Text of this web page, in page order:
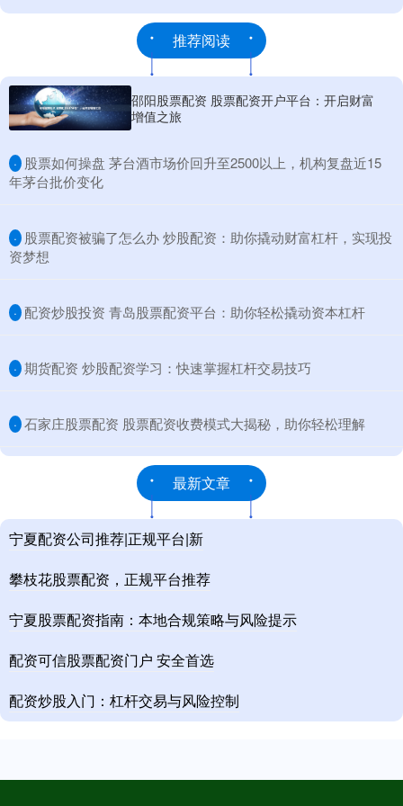
推荐阅读
邵阳股票配资 股票配资开户平台：开启财富
增值之旅
· ​股票如何操盘 茅台酒市场价回升至2500以上，机构复盘近15
年茅台批价变化
· ​股票配资被骗了怎么办 炒股配资：助你撬动财富杠杆，实现投
资梦想
· ​配资炒股投资 青岛股票配资平台：助你轻松撬动资本杠杆
· ​期货配资 炒股配资学习：快速掌握杠杆交易技巧
· ​石家庄股票配资 股票配资收费模式大揭秘，助你轻松理解
最新文章
宁夏配资公司推荐|正规平台|新
攀枝花股票配资，正规平台推荐
宁夏股票配资指南：本地合规策略与风险提示
配资可信股票配资门户 安全首选
配资炒股入门：杠杆交易与风险控制